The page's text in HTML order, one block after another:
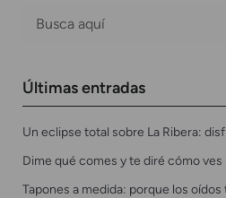
Últimas entradas
Un eclipse total sobre La Ribera:
Dime qué comes y te diré cómo ves
Tapones a medida: porque los